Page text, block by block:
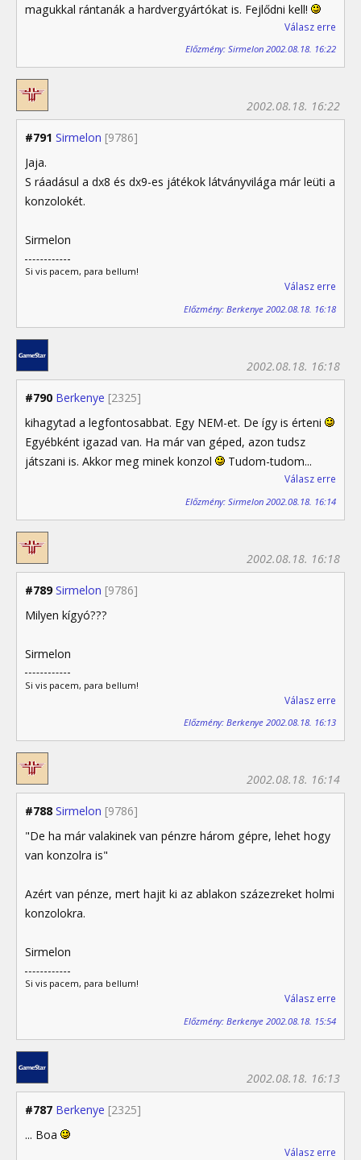
magukkal rántanák a hardvergyártókat is. Fejlődni kell!
Válasz erre
Előzmény: Sirmelon 2002.08.18. 16:22
#791 Sirmelon [9786]
2002.08.18. 16:22
Jaja.
S ráadásul a dx8 és dx9-es játékok látványvilága már leüti a
konzolokét.
Sirmelon
Si vis pacem, para bellum!
Válasz erre
Előzmény: Berkenye 2002.08.18. 16:18
#790 Berkenye [2325]
2002.08.18. 16:18
kihagytad a legfontosabbat. Egy NEM-et. De így is érteni
Egyébként igazad van. Ha már van géped, azon tudsz
játszani is. Akkor meg minek konzol
Tudom-tudom...
Válasz erre
Előzmény: Sirmelon 2002.08.18. 16:14
#789 Sirmelon [9786]
2002.08.18. 16:18
Milyen kígyó???
Sirmelon
Si vis pacem, para bellum!
Válasz erre
Előzmény: Berkenye 2002.08.18. 16:13
#788 Sirmelon [9786]
2002.08.18. 16:14
"De ha már valakinek van pénzre három gépre, lehet hogy
van konzolra is"
Azért van pénze, mert hajit ki az ablakon százezreket holmi
konzolokra.
Sirmelon
Si vis pacem, para bellum!
Válasz erre
Előzmény: Berkenye 2002.08.18. 15:54
#787 Berkenye [2325]
2002.08.18. 16:13
... Boa
Válasz erre